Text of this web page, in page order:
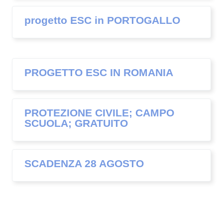
progetto ESC in PORTOGALLO
PROGETTO ESC IN ROMANIA
PROTEZIONE CIVILE; CAMPO
SCUOLA; GRATUITO
SCADENZA 28 AGOSTO